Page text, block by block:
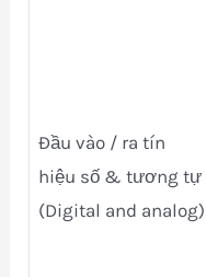
Đầu vào / ra tín
hiệu số & tương tự
(Digital and analog)